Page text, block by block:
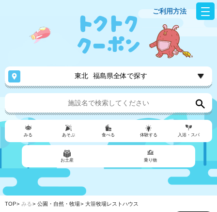
ご利用方法
東北 福島県全体で探す
みる あそぶ 食べる 体験する 入浴・スパ
お土産 乗り物
TOP みる 公園・自然・牧場 大笹牧場レストハウス